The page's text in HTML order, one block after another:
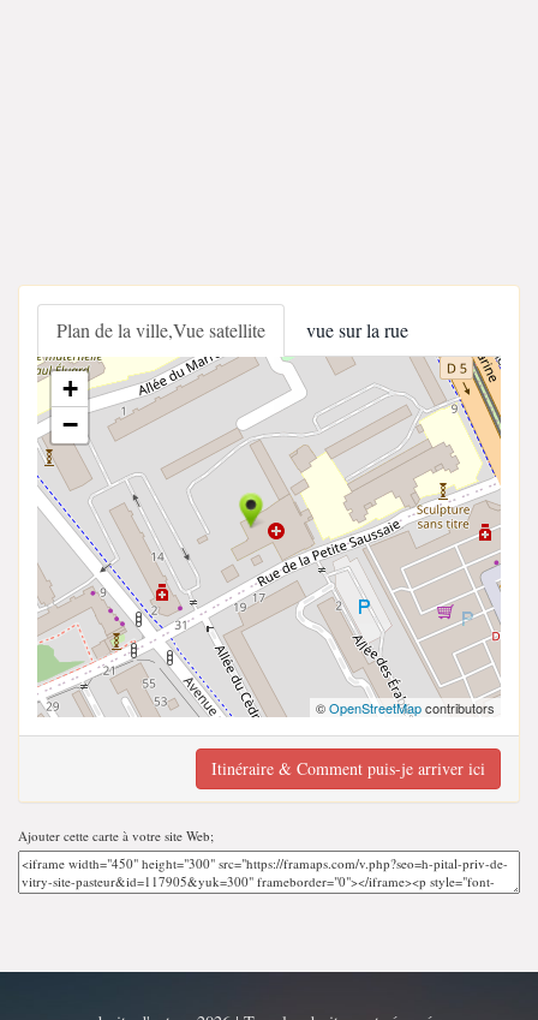
Plan de la ville,Vue satellite vue sur la rue
+
−
©OpenStreetMapcontributors
Itinéraire & Comment puis-je arriver ici
Ajouter cette carte à votre site Web;